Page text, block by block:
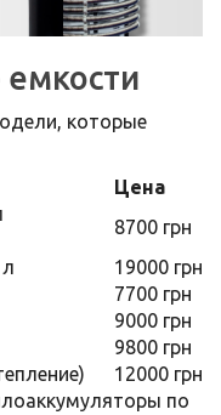
которые
Цена
8700 грн
19000 грн
7700 грн
9000 грн
9800 грн
12000 грн
по